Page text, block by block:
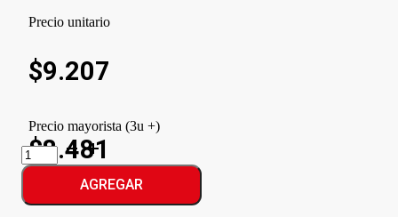
Precio unitario
$9.207
Precio mayorista (3u +)
$8.481
SMIRNOFF
VODKA
SAB.
ORANGE&LIME
cantidad
AGREGAR